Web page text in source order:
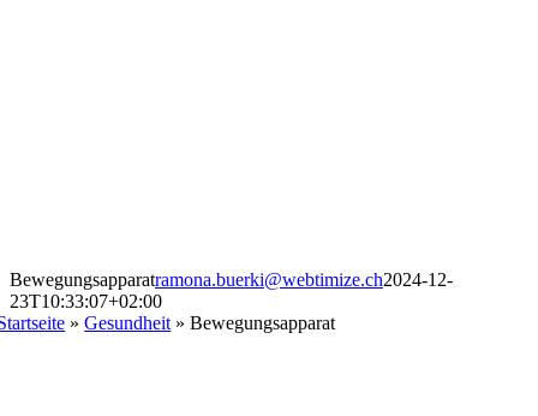
Bewegungsapparatramona.buerki@webtimize.ch2024-12-
23T10:33:07+02:00
»Gesundheit »Bewegungsapparat